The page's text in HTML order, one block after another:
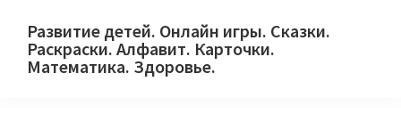
primary
main
primary
Развитие детей. Онлайн игры. Сказки.
Раскраски. Алфавит. Карточки.
Математика. Здоровье.